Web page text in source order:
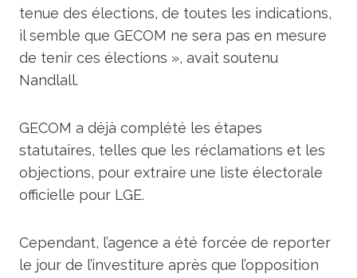
tenue des élections, de toutes les indications,
il semble que GECOM ne sera pas en mesure
de tenir ces élections », avait soutenu
Nandlall.
GECOM a déjà complété les étapes
statutaires, telles que les réclamations et les
objections, pour extraire une liste électorale
officielle pour LGE.
Cependant, l’agence a été forcée de reporter
le jour de l’investiture après que l’opposition